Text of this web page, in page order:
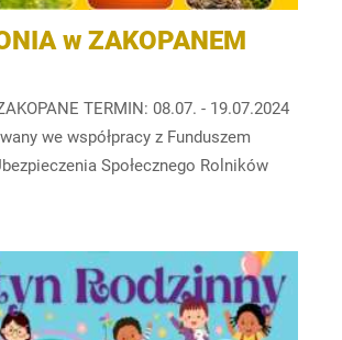
w ZAKOPANEM
TERMIN: 08.07. - 19.07.2024
we współpracy z Funduszem
Społecznego Rolników